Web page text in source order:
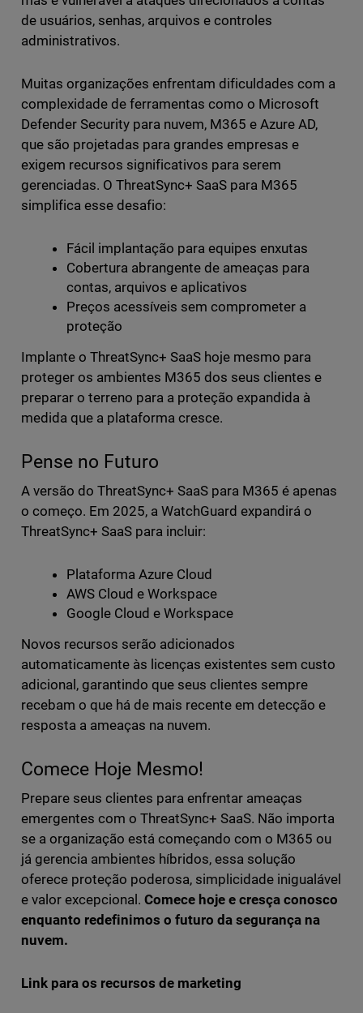
de usuários, senhas, arquivos e controles
administrativos.
Muitas organizações enfrentam dificuldades com a
complexidade de ferramentas como o Microsoft
Defender Security para nuvem, M365 e Azure AD,
que são projetadas para grandes empresas e
exigem recursos significativos para serem
gerenciadas. O ThreatSync+ SaaS para M365
simplifica esse desafio:
Fácil implantação para equipes enxutas
Cobertura abrangente de ameaças para
contas, arquivos e aplicativos
Preços acessíveis sem comprometer a
proteção
Implante o ThreatSync+ SaaS hoje mesmo para
proteger os ambientes M365 dos seus clientes e
preparar o terreno para a proteção expandida à
medida que a plataforma cresce.
Pense no Futuro
A versão do ThreatSync+ SaaS para M365 é apenas
o começo. Em 2025, a WatchGuard expandirá o
ThreatSync+ SaaS para incluir:
Plataforma Azure Cloud
AWS Cloud e Workspace
Google Cloud e Workspace
Novos recursos serão adicionados
automaticamente às licenças existentes sem custo
adicional, garantindo que seus clientes sempre
recebam o que há de mais recente em detecção e
resposta a ameaças na nuvem.
Comece Hoje Mesmo!
Prepare seus clientes para enfrentar ameaças
emergentes com o ThreatSync+ SaaS. Não importa
se a organização está começando com o M365 ou
já gerencia ambientes híbridos, essa solução
oferece proteção poderosa, simplicidade inigualável
e valor excepcional. Comece hoje e cresça conosco
enquanto redefinimos o futuro da segurança na
nuvem.
Link para os recursos de marketing